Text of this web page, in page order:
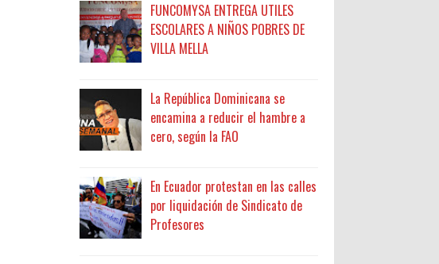
FUNCOMYSA ENTREGA UTILES
ESCOLARES A NIÑOS POBRES DE
VILLA MELLA
La República Dominicana se
encamina a reducir el hambre a
cero, según la FAO
En Ecuador protestan en las calles
por liquidación de Sindicato de
Profesores